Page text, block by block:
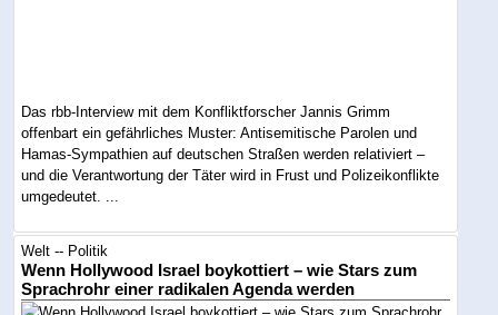
Das rbb-Interview mit dem Konfliktforscher Jannis Grimm
offenbart ein gefährliches Muster: Antisemitische Parolen und
Hamas-Sympathien auf deutschen Straßen werden relativiert –
und die Verantwortung der Täter wird in Frust und Polizeikonflikte
umgedeutet. ...
Welt -- Politik
Wenn Hollywood Israel boykottiert – wie Stars zum
Sprachrohr einer radikalen Agenda werden